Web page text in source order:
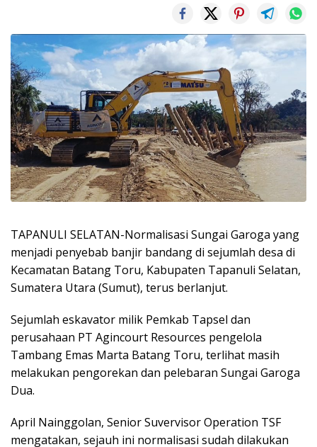
TAPANULI SELATAN-Normalisasi Sungai Garoga yang
menjadi penyebab banjir bandang di sejumlah desa di
Kecamatan Batang Toru, Kabupaten Tapanuli Selatan,
Sumatera Utara (Sumut), terus berlanjut.
Sejumlah eskavator milik Pemkab Tapsel dan
perusahaan PT Agincourt Resources pengelola
Tambang Emas Marta Batang Toru, terlihat masih
melakukan pengorekan dan pelebaran Sungai Garoga
Dua.
April Nainggolan, Senior Suvervisor Operation TSF
mengatakan, sejauh ini normalisasi sudah dilakukan